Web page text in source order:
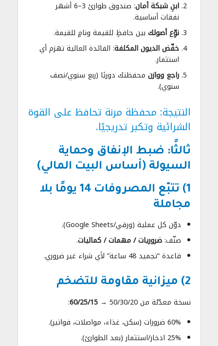
ابنِ شبكة أمان
: صندوق طوارئ 3–6 أشهر
نفقات أساسية.
نوِّع أصولك بين حافظٍ للقيمة ونامٍ للقيمة.
خفّض الديون المكلفة: الفائدة العالية تهزم أي
استثمار.
راجع ووازن محفظتك دوريًا (ربع سنوي/نصف
سنوي).
النتيجة: محفظة مرنة تحافظ على القوة
الشرائية وتكبر تدريجيًا.
ثالثًا: ضبط الإنفاق وحماية
السيولة (أساس البيت المالي)
1) تتبّع المصروفات 14 يومًا بلا
مجاملة
دوّن كل عملية (ورقي/Google Sheets).
صنّف:ضروريات / مهمات / كماليات.
قاعدة “تجميد 48 ساعة” لأي شراء غير ضروري.
2) ميزانية مقاومة للتضخم
نسخة معدّلة من 50/30/20 → 60/25/15
:
60% ضرورات (سكن، غذاء، مواصلات، فواتير).
25% ادخار/استثمار (بعد الطوارئ).